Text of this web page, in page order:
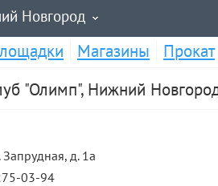
Новгород
Магазины Прокат
"Олимп", Нижний
д. 1а
03-94